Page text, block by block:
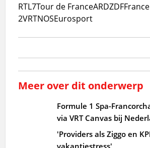
RTL7Tour de FranceARDZDFFrance
2VRTNOSEurosport
Meer over dit onderwerp
Formule 1 Spa-
via VRT Canvas bij
'Providers als Ziggo en
vakantiestress'